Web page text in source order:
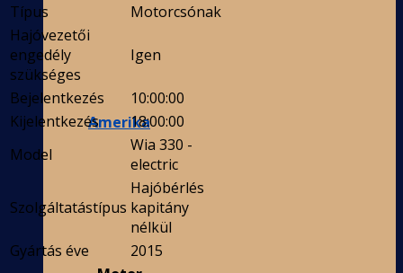
Amerika
Típus
Motorcsónak
Hajóvezetői
engedély
szükséges
Igen
Bejelentkezés
10:00:00
Kijelentkezés
18:00:00
Model
Wia 330 -
electric
Szolgáltatástípus
Hajóbérlés
kapitány
nélkül
Gyártás éve
2015